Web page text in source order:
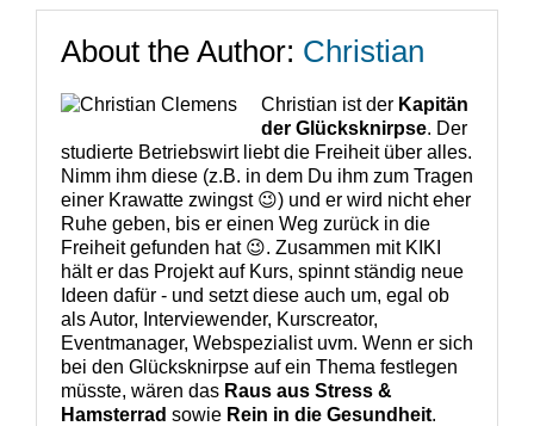
About the Author: Christian
Christian ist der Kapitän
der Glücksknirpse. Der
studierte Betriebswirt liebt die Freiheit über alles.
Nimm ihm diese (z.B. in dem Du ihm zum Tragen
einer Krawatte zwingst 😉) und er wird nicht eher
Ruhe geben, bis er einen Weg zurück in die
Freiheit gefunden hat 😉. Zusammen mit KIKI
hält er das Projekt auf Kurs, spinnt ständig neue
Ideen dafür - und setzt diese auch um, egal ob
als Autor, Interviewender, Kurscreator,
Eventmanager, Webspezialist uvm. Wenn er sich
bei den Glücksknirpse auf ein Thema festlegen
müsste, wären das Raus aus Stress &
Hamsterrad sowie Rein in die Gesundheit.